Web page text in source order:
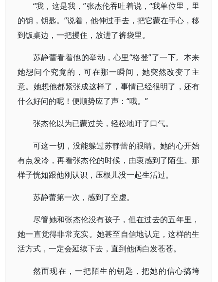
“我，这是我，”张杰伦吞吐着说，“我单位里，里
的钥，钥匙。”说着，他伸过手去，把它蒙在手心，移
到饭桌边，一把攫住，放进了裤袋里。
苏静蕾看着他的举动，心里“格登”了一下。本来
她想问个究竟的，可在那一瞬间，她突然改变了主
意。她想他都紧张成这样了，事情已经很明了，还有
什么好问的呢！便顺势应了声：“哦。”
张杰伦以为已蒙过关，轻松地吁了口气。
可这一切，没能躲过苏静蕾的眼睛。她的心开始
有点发冷，再看张杰伦的时候，由衷感到了陌生。那
样子恍如跟他刚认识，压根儿没一起生活过。
苏静蕾第一次，感到了空虚。
尽管她和张杰伦没有孩子，但在过去的五年里，
她一直觉得非常充实。她甚至自信地认定，这样的生
活方式，一定会延续下去，直到他俩白发苍苍。
然而现在，一把陌生的钥匙，把她的信心搞垮